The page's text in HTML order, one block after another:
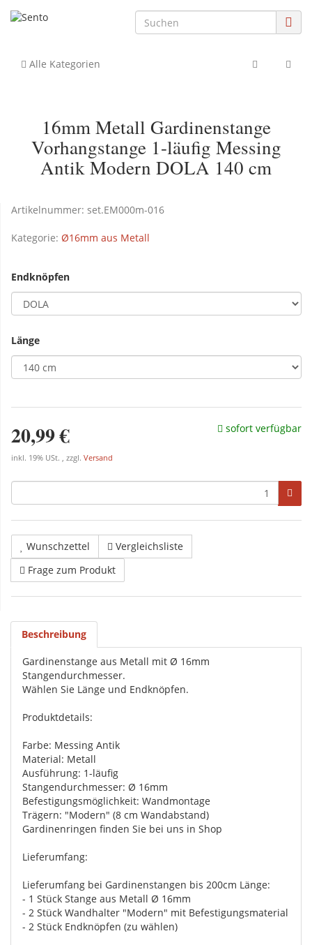
Alle Kategorien
16mm Metall Gardinenstange
Vorhangstange 1-läufig Messing
Antik Modern DOLA 140 cm
Artikelnummer: set.EM000m-016
Kategorie: Ø16mm aus Metall
Endknöpfen
Länge
20,99 €
inkl. 19% USt. , zzgl. Versand
sofort verfügbar
Wunschzettel
Vergleichsliste
Frage zum Produkt
Beschreibung
Gardinenstange aus Metall mit Ø 16mm
Stangendurchmesser.
Wählen Sie Länge und Endknöpfen.
Produktdetails:
Farbe: Messing Antik
Material: Metall
Ausführung: 1-läufig
Stangendurchmesser: Ø 16mm
Befestigungsmöglichkeit: Wandmontage
Trägern: "Modern" (8 cm Wandabstand)
Gardinenringen finden Sie bei uns in Shop
Lieferumfang:
Lieferumfang bei Gardinenstangen bis 200cm Länge:
- 1 Stück Stange aus Metall Ø 16mm
- 2 Stück Wandhalter "Modern" mit Befestigungsmaterial
- 2 Stück Endknöpfen (zu wählen)